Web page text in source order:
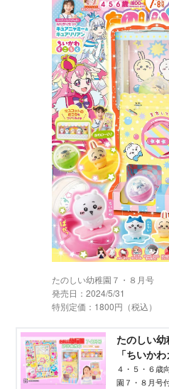
たのしい幼稚園７・８月号
発売日：2024/5/31
特別定価：1800円（税込）
たのしい幼
「ちいか
ひめ.net｜
４・５・６歳
園７・８月号